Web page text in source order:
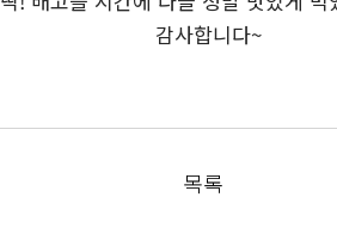
감사합니다~
목록